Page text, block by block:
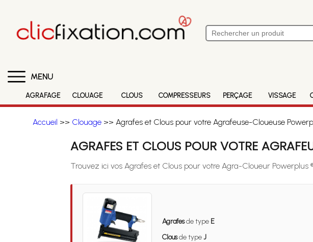
MENU
AGRAFAGE CLOUAGE CLOUS COMPRESSEURS PERÇAGE VISSAGE
Accueil >> Clouage>> Agrafes et Clous pour votre Agrafeuse-Cloueuse
AGRAFES ET CLOUS POUR VOTRE
Trouvez ici vos Agrafes et Clous pour votre Agra-Cloueur Powerplus
Agrafesde type E
Clousde typeJ